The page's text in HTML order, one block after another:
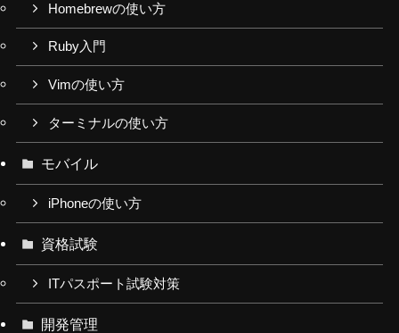
Homebrewの使い方
Ruby入門
Vimの使い方
ターミナルの使い方
モバイル
iPhoneの使い方
資格試験
ITパスポート試験対策
開発管理